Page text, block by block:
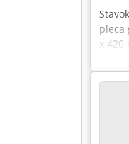
pleca
x 420
0,9 /
ar 2